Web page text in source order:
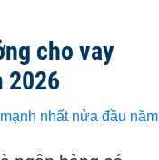
cho vay
2026